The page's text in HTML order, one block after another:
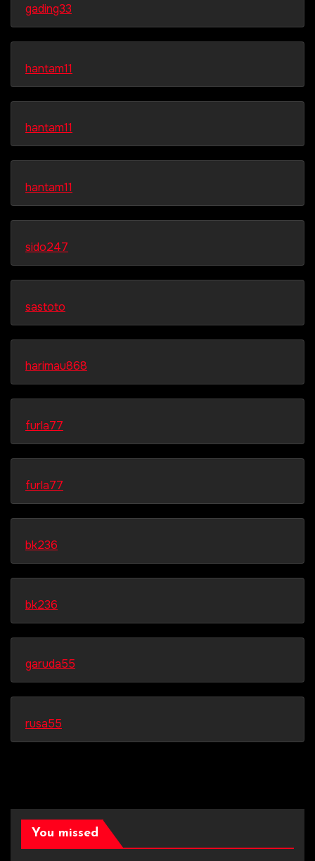
gading33
hantam11
hantam11
hantam11
sido247
sastoto
harimau868
furla77
furla77
bk236
bk236
garuda55
rusa55
You missed